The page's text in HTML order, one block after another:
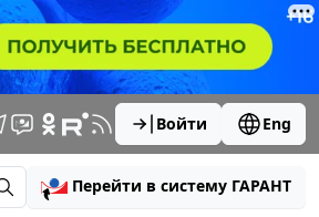
Войти Eng
Перейти в систему ГАРАНТ